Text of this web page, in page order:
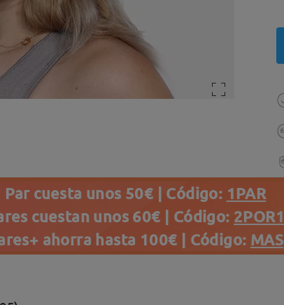
Par cuesta unos 50€ | Código: 1PAR
cuestan unos 60€ | Código: 2POR1
ahorra hasta 100€ | Código: MAS